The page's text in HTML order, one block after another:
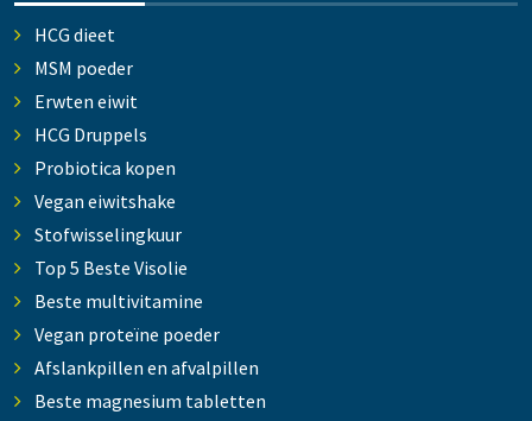
HCG dieet
MSM poeder
Erwten eiwit
HCG Druppels
Probiotica kopen
Vegan eiwitshake
Stofwisselingkuur
Top 5 Beste Visolie
Beste multivitamine
Vegan proteïne poeder
Afslankpillen en afvalpillen
Beste magnesium tabletten